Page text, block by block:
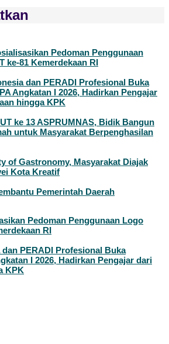
Pedoman Penggunaan
ke-81 Kemerdekaan RI
dan PERADI Profesional Buka
Angkatan I 2026, Hadirkan Pengajar
hingga KPK
ke 13 ASPRUMNAS, Bidik Bangun
untuk Masyarakat Berpenghasilan
of Gastronomy, Masyarakat Diajak
Kota Kreatif
Pemerintah Daerah
Pedoman Penggunaan Logo
RI
PERADI Profesional Buka
I 2026, Hadirkan Pengajar dari
KPK